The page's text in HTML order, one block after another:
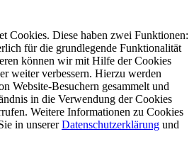
Cookies. Diese haben zwei Funktionen:
für die grundlegende Funktionalität
können wir mit Hilfe der Cookies
weiter verbessern. Hierzu werden
Website-Besuchern gesammelt und
in die Verwendung der Cookies
Weitere Informationen zu Cookies
in unsererDatenschutzerklärung und